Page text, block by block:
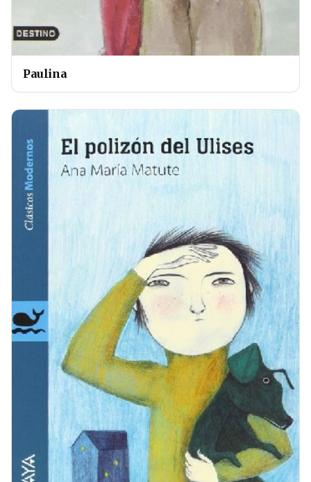
Paulina